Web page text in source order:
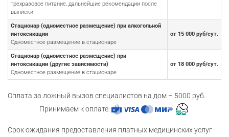
трехразовое питание, дальнейшие рекомендации после
выписки
Стационар (одноместное размещение) при алкогольной
интоксикации
Одноместное размещение в стационаре
от 15 000 руб/сут.
Стационар (одноместное размещение) при
интоксикации (другие зависимости)
Одноместное размещение в стационаре
от 18 000 руб/сут.
Оплата за ложный вызов специалистов на дом – 5000 руб.
Принимаем к оплате:
Срок ожидания предоставления платных медицинских услуг